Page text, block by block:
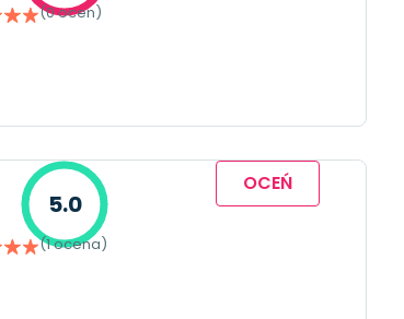
(0 ocen)
5.0
(1 ocena)
OCEŃ